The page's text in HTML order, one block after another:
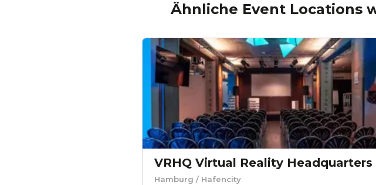
Ähnliche Event Locations
VRHQ Virtual Reality Headquarters
Hamburg / Hafencity